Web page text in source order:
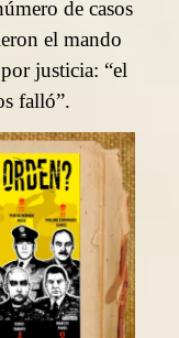
de casos
el mando
justicia: “el
falló”.